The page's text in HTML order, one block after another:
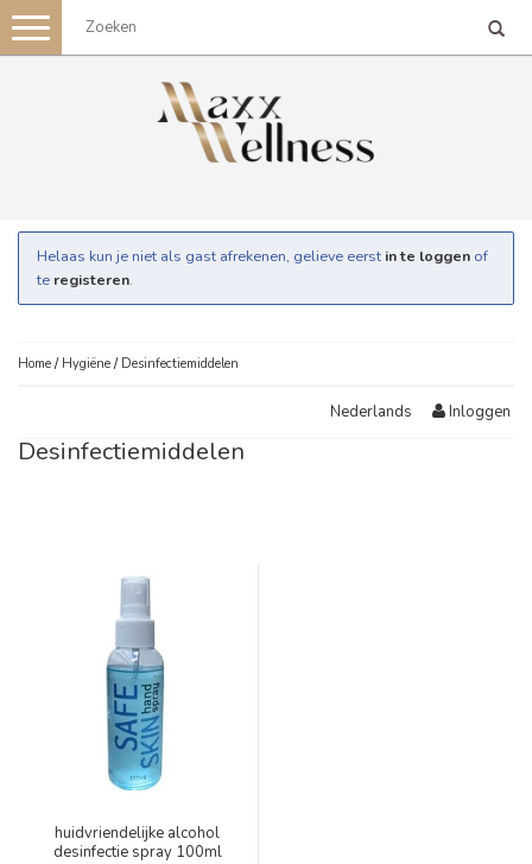
Toggle
navigation
Helaas kun je niet als gast afrekenen, gelieve eerst in te loggen of
te registeren.
Home / Hygiëne / Desinfectiemiddelen
Nederlands Inloggen
Desinfectiemiddelen
huidvriendelijke alcohol
desinfectie spray 100ml